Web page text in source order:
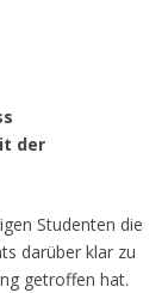
der
Studenten die
darüber klar zu
getroffen hat.